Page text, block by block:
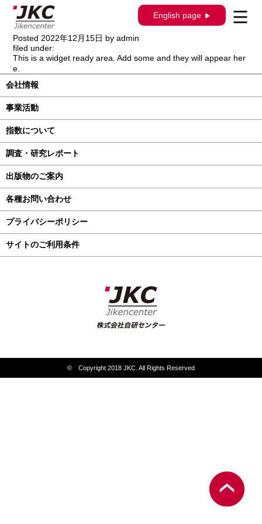
English page
【出版物のご案内】自研センターニュー
ス更新
Posted 2022年12月15日 by admin
filed under:
This is a widget ready area. Add some and they will appear her
e.
会社情報
事業活動
指数について
調査・研究レポート
出版物のご案内
各種お問い合わせ
プライバシーポリシー
サイトのご利用条件
© Copyright 2018 JKC. All Rights Reserved